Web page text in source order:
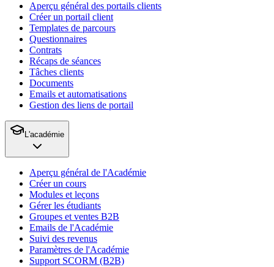
Aperçu général des portails clients
Créer un portail client
Templates de parcours
Questionnaires
Contrats
Récaps de séances
Tâches clients
Documents
Emails et automatisations
Gestion des liens de portail
L'académie
Aperçu général de l'Académie
Créer un cours
Modules et leçons
Gérer les étudiants
Groupes et ventes B2B
Emails de l'Académie
Suivi des revenus
Paramètres de l'Académie
Support SCORM (B2B)